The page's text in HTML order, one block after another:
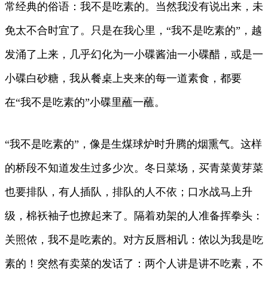
常经典的俗语：我不是吃素的。当然我没有说出来，未
免太不合时宜了。只是在我心里，“我不是吃素的”，越
发涌了上来，几乎幻化为一小碟酱油一小碟醋，或是一
小碟白砂糖，我从餐桌上夹来的每一道素食，都要
在“我不是吃素的”小碟里蘸一蘸。
“我不是吃素的”，像是生煤球炉时升腾的烟熏气。这样
的桥段不知道发生过多少次。冬日菜场，买青菜黄芽菜
也要排队，有人插队，排队的人不依；口水战马上升
级，棉袄袖子也撩起来了。隔着劝架的人准备挥拳头：
关照侬，我不是吃素的。对方反唇相讥：侬以为我是吃
素的！突然有卖菜的发话了：两个人讲是讲不吃素，不